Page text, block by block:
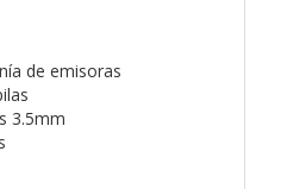
de emisoras
3.5mm